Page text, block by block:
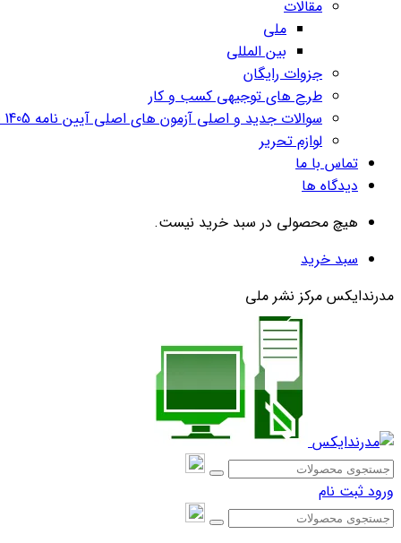
مقالات
ملی
بین المللی
جزوات رایگان
طرح های توجیهی کسب و کار
سوالات جدید و اصلی آزمون های اصلی آیین نامه 1405 قبولی 100%
لوازم تحریر
تماس با ما
دیدگاه ها
هیچ محصولی در سبد خرید نیست.
سبد خرید
مدرندایکس مرکز نشر ملی
ورودثبت نام